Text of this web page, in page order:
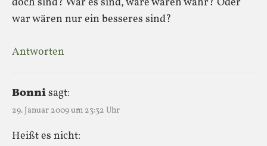
war wären nur ein besseres sind?
Antworten
Bonnisagt:
29. Januar 2009 um 23:32 Uhr
Heißt es nicht: